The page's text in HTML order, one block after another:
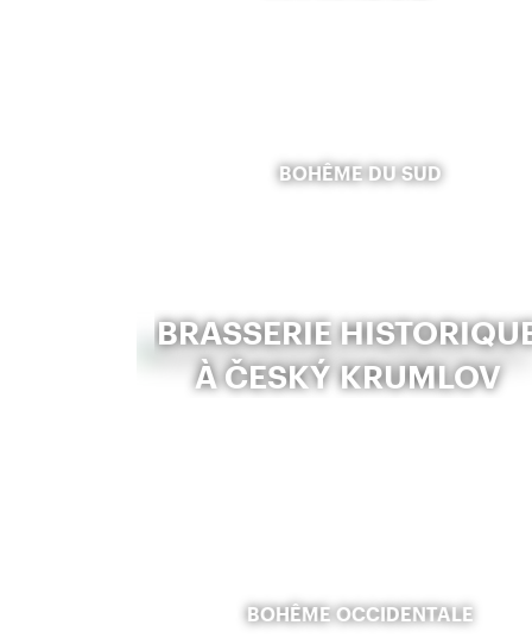
BOHÊME DU SUD
BRASSERIE
À ČESKÝ KRUMLOV
BOHÊME OCCIDENTALE